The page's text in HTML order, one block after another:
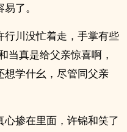
了。
行川没忙着走，手掌有些
当真是给父亲惊喜啊，
想学什幺，尽管同父亲
掺在里面，许锦和笑了